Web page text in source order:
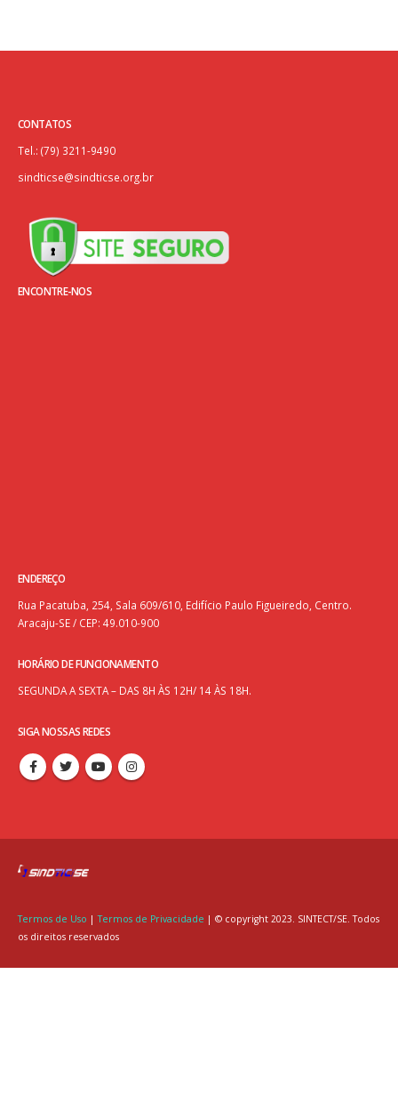
CONTATOS
Tel.: (79) 3211-9490
sindticse@sindticse.org.br
ENCONTRE-NOS
ENDEREÇO
Rua Pacatuba, 254, Sala 609/610, Edifício Paulo Figueiredo, Centro.
Aracaju-SE / CEP: 49.010-900
HORÁRIO DE FUNCIONAMENTO
SEGUNDA A SEXTA – DAS 8H ÀS 12H/ 14 ÀS 18H.
SIGA NOSSAS REDES
Termos de Uso |Termos de Privacidade | © copyright 2023. SINTECT/SE. Todos
os direitos reservados